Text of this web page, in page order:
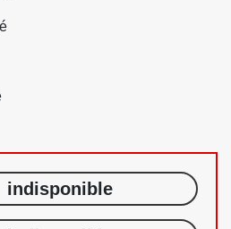
indisponible